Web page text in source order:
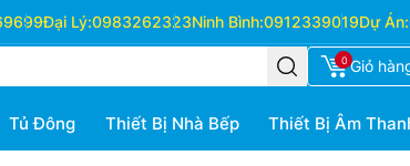
Đại Lý:0983262323Ninh Bình:0912339019Dự Án:
0 Giỏ
Tủ Đông Thiết Bị Nhà Bếp Thiết Bị Âm